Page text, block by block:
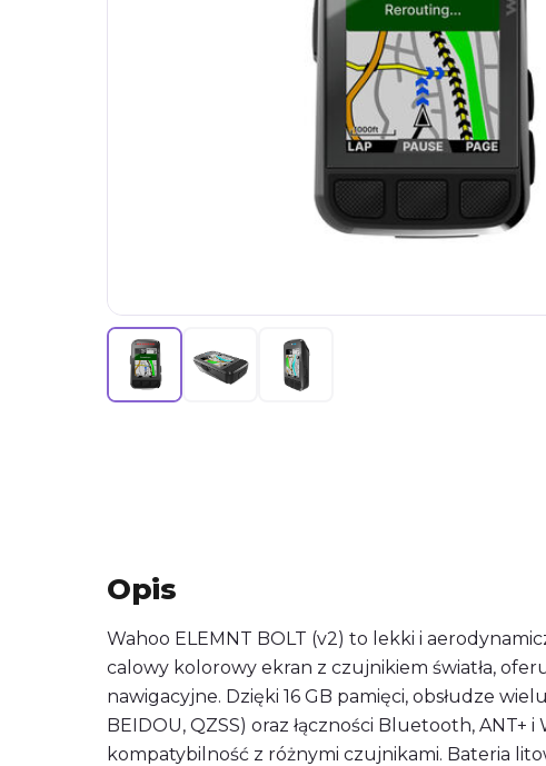
Opis
Wahoo ELEMNT BOLT (v2) to lekki i
calowy kolorowy ekran z czujnikiem światła,
nawigacyjne. Dzięki 16 GB pamięci, obsłudze
BEIDOU, QZSS) oraz łączności Bluetooth, ANT+
kompatybilność z różnymi czujnikami. Bateria